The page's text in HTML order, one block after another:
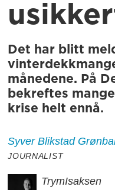
Det har blitt
månedene. På
bekreftes
krise helt ennå.
Syver Blikstad
JOURNALIST
TrymIsaksen